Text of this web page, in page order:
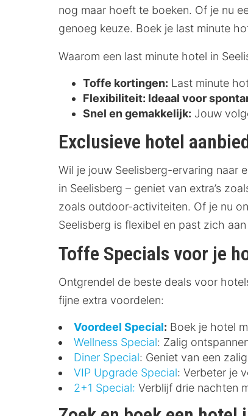
nog maar hoeft te boeken. Of je nu
genoeg keuze. Boek je last minute
Waarom een last minute hotel in
Toffe kortingen: Last minute
Flexibiliteit: Ideaal voor
Snel en gemakkelijk: Jouw
Exclusieve hotel
Wil je jouw Seelisberg-ervaring naar
in Seelisberg – geniet van extra’s
zoals outdoor-activiteiten. Of je nu
Seelisberg is flexibel en past zich
Toffe Specials voor je
Ontgrendel de beste deals voor
fijne extra voordelen:
Voordeel Special: Boek je hotel
Wellness Special: Zalig
Diner Special: Geniet van een
VIP Upgrade Special: Verbeter je
2+1 Special: Verblijf drie nachten